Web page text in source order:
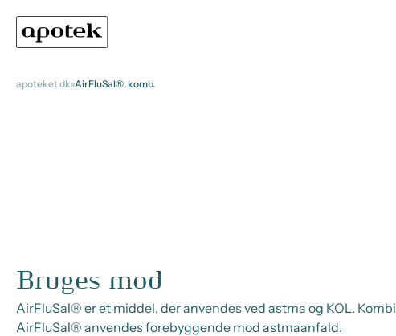
apoteket.dk AirFluSal®, komb.
Bruges mod
AirFluSal® er et middel, der anvendes ved astma og KOL.
AirFluSal® anvendes forebyggende mod astmaanfald.